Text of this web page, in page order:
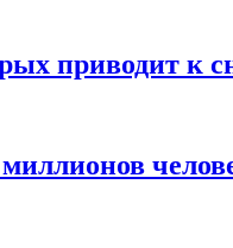
приводит к